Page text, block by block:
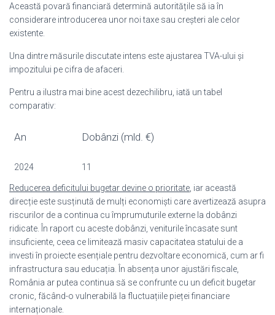
Această povară financiară determină autoritățile să ia în
considerare introducerea unor noi taxe sau creșteri ale celor
existente.
Una dintre măsurile discutate intens este ajustarea TVA-ului și
impozitului pe cifra de afaceri.
Pentru a ilustra mai bine acest dezechilibru, iată un tabel
comparativ:
An Dobânzi (mld. €)
2024 11
Reducerea deficitului bugetar devine o prioritate , iar această
direcție este susținută de mulți economiști care avertizează asupra
riscurilor de a continua cu împrumuturile externe la dobânzi
ridicate. În raport cu aceste dobânzi, veniturile încasate sunt
insuficiente, ceea ce limitează masiv capacitatea statului de a
investi în proiecte esențiale pentru dezvoltare economică, cum ar fi
infrastructura sau educația. În absența unor ajustări fiscale,
România ar putea continua să se confrunte cu un deficit bugetar
cronic, făcând-o vulnerabilă la fluctuațiile pieței financiare
internaționale.